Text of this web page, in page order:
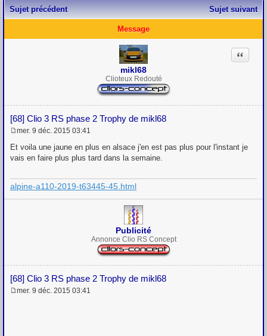
Sujet précédent Sujet suivant
Message
mikl68
Clioteux Redouté
[68] Clio 3 RS phase 2 Trophy de mikl68
Citation
e
s
s
g
e
mer. 9 déc. 2015 03:41
Et voila une jaune en plus en alsace j'en est pas plus pour l'instant je
vais en faire plus plus tard dans la semaine.
alpine-a110-2019-t63445-45.html
Publicité
Annonce Clio RS Concept
[68] Clio 3 RS phase 2 Trophy de mikl68
mer. 9 déc. 2015 03:41